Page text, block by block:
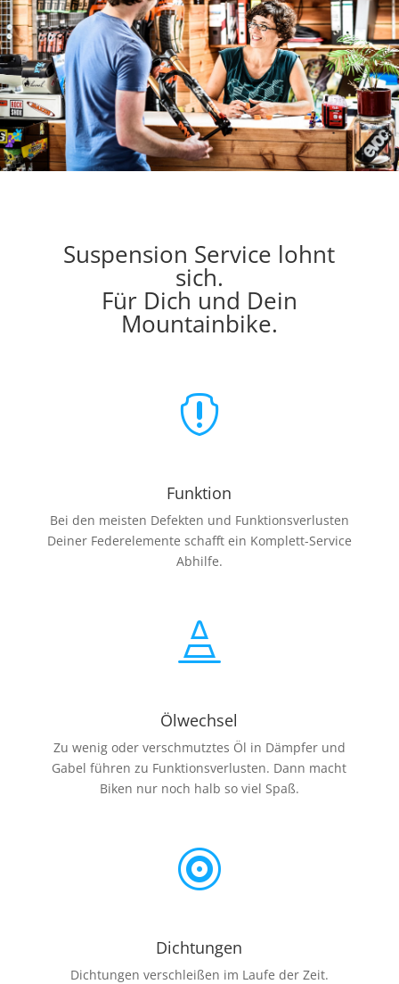
Suspension Service lohnt
sich.
Für Dich und Dein
Mountainbike.

Funktion
Bei den meisten Defekten und Funktionsverlusten
Deiner Federelemente schafft ein Komplett-Service
Abhilfe.

Ölwechsel
Zu wenig oder verschmutztes Öl in Dämpfer und
Gabel führen zu Funktionsverlusten. Dann macht
Biken nur noch halb so viel Spaß.

Dichtungen
Dichtungen verschleißen im Laufe der Zeit.